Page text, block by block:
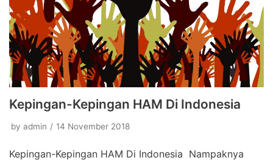
Kepingan-Kepingan HAM Di Indonesia
by admin 14 November 2018
Kepingan-Kepingan HAM Di Indonesia Nampaknya